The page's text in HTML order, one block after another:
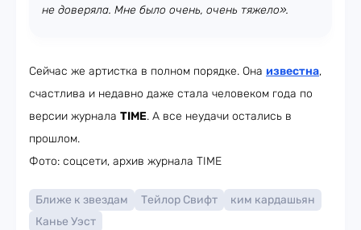
не доверяла. Мне было очень, очень тяжело».
Сейчас же артистка в полном порядке. Она известна,
счастлива и недавно даже стала человеком года по
версии журнала TIME. А все неудачи остались в
прошлом.
Фото: соцсети, архив журнала TIME
Ближе к звездам Тейлор Свифт
ким кардашьян
Канье Уэст